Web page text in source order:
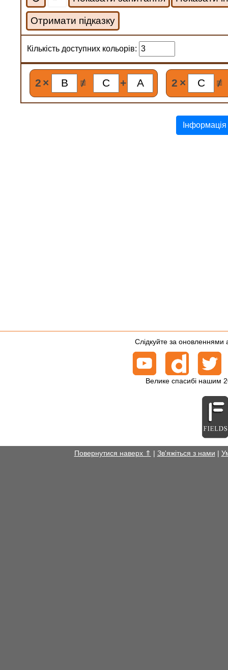
Отримати підказку
Кількість доступних кольорів:
2 × ≢ + 2 × ≢
Слідкуйте за оновленнями
Велике спасибі нашим
Повернутися наверх ⇑ | Зв'яжіться з нами |